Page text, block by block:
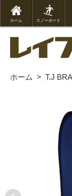
ホーム スノーボード
ホーム > T.J